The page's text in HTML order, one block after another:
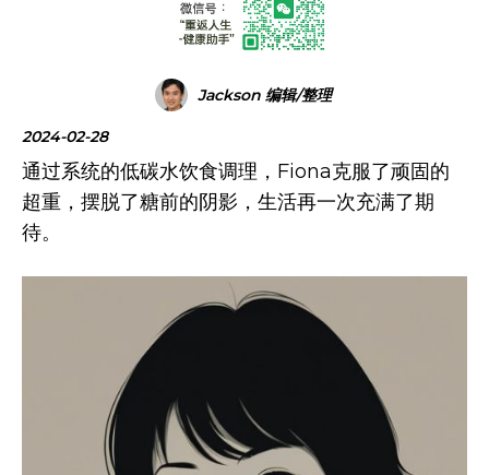
Jackson 编辑/整理
2024-02-28
通过系统的低碳水饮食调理，Fiona克服了顽固的
超重，摆脱了糖前的阴影，生活再一次充满了期
待。